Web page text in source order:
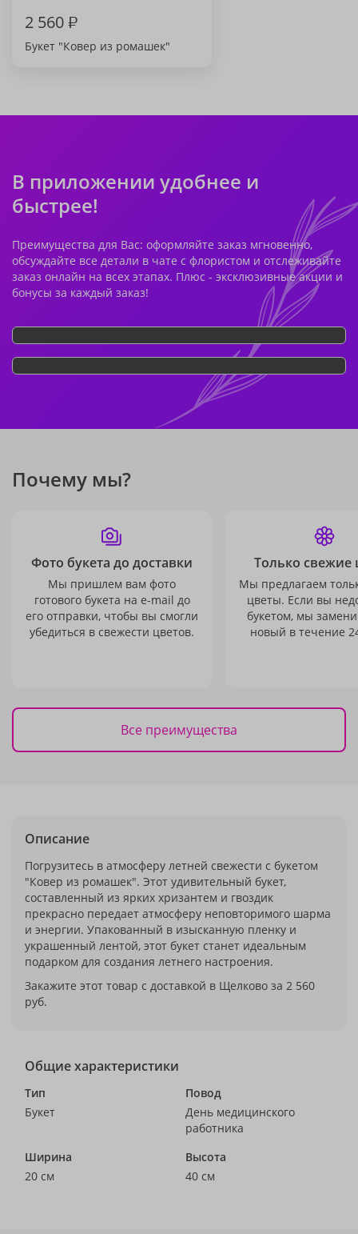
2 560₽
Букет "Ковер из ромашек"
В приложении удобнее и
быстрее!
Преимущества для Вас: оформляйте заказ мгновенно,
обсуждайте все детали в чате с флористом и отслеживайте
заказ онлайн на всех этапах. Плюс - эксклюзивные акции и
бонусы за каждый заказ!
Почему мы?
Фото букета до доставки
Мы пришлем вам фото
готового букета на e-mail до
его отправки, чтобы вы смогли
убедиться в свежести цветов.
Только свежие
Мы предлагаем
цветы. Если вы
букетом, мы
новый в течение
Все преимущества
Описание
Погрузитесь в атмосферу летней свежести с букетом
"Ковер из ромашек". Этот удивительный букет,
составленный из ярких хризантем и гвоздик
прекрасно передает атмосферу неповторимого шарма
и энергии. Упакованный в изысканную пленку и
украшенный лентой, этот букет станет идеальным
подарком для создания летнего настроения.
Закажите этот товар с доставкой в Щелково за 2 560
руб.
Общие характеристики
Тип
Букет
Повод
День медицинского
работника
Ширина
20 см
Высота
40 см